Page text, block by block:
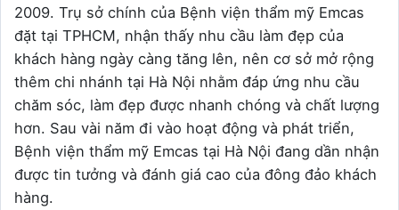
2009. Trụ sở chính của Bệnh viện thẩm mỹ Emcas
đặt tại TPHCM, nhận thấy nhu cầu làm đẹp của
khách hàng ngày càng tăng lên, nên cơ sở mở rộng
thêm chi nhánh tại Hà Nội nhằm đáp ứng nhu cầu
chăm sóc, làm đẹp được nhanh chóng và chất lượng
hơn. Sau vài năm đi vào hoạt động và phát triển,
Bệnh viện thẩm mỹ Emcas tại Hà Nội đang dần nhận
được tin tưởng và đánh giá cao của đông đảo khách
hàng.